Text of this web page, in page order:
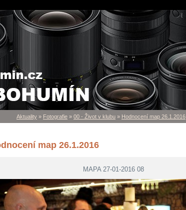
Aktuality » Fotografie » 00 - Život v klubu » Hodnocení map 26.1.2016
map 26.1.2016
MAPA 27-01-2016 08